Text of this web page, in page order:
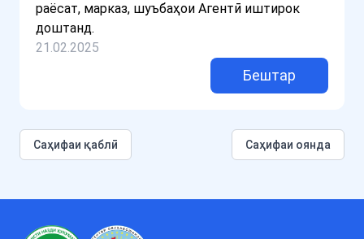
раёсат, марказ, шуъбаҳои Агентӣ иштирок
доштанд.
21.02.2025
Бештар
Cаҳифаи қаблӣ Саҳифаи оянда